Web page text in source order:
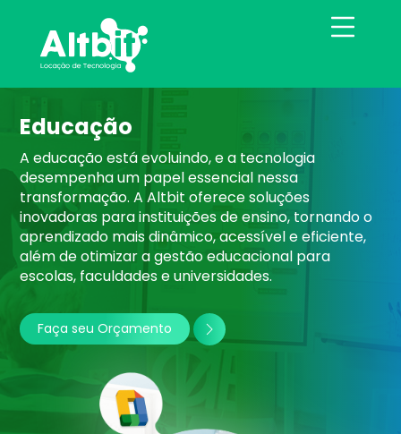
Educação
A educação está evoluindo, e a tecnologia
desempenha um papel essencial nessa
transformação. A Altbit oferece soluções
inovadoras para instituições de ensino, tornando o
aprendizado mais dinâmico, acessível e eficiente,
além de otimizar a gestão educacional para
escolas, faculdades e universidades.
Faça seu Orçamento